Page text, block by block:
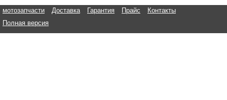
мотозапчасти Доставка Гарантия Прайс
Контакты
Полная версия